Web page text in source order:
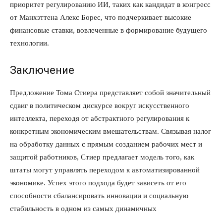
приоритет регулированию ИИ, таких как кандидат в конгресс
от Манхэттена Алекс Борес, что подчеркивает высокие
финансовые ставки, вовлеченные в формирование будущего
технологии.
Заключение
Предложение Тома Стиера представляет собой значительный
сдвиг в политическом дискурсе вокруг искусственного
интеллекта, переходя от абстрактного регулирования к
конкретным экономическим вмешательствам. Связывая налог
на обработку данных с прямым созданием рабочих мест и
защитой работников, Стиер предлагает модель того, как
штаты могут управлять переходом к автоматизированной
экономике. Успех этого подхода будет зависеть от его
способности сбалансировать инновации и социальную
стабильность в одном из самых динамичных